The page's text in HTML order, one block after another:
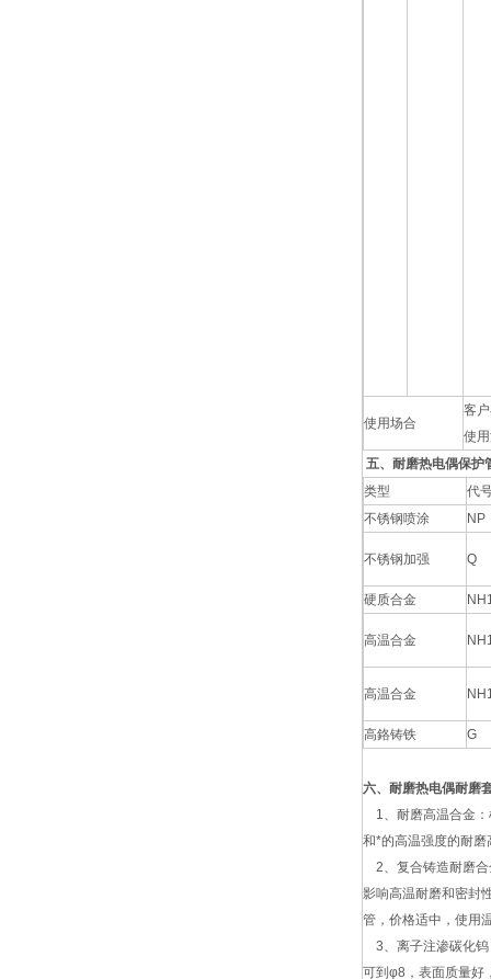
使用场合
客
使
五、耐磨热电偶保护
类型
代
不锈钢喷涂
NP
不锈钢加强 Q
硬质合金
高温合金
高温合金
高鉻铸铁 G
六、耐磨热电偶耐磨
1、耐磨高温合金：
和*的高温强度的耐
2、复合铸造耐磨合
影响高温耐磨和密封
管，价格适中，使用
3、离子注渗碳化钨
可到φ8，表面质量好